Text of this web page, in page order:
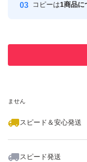
ません
スピード＆安心発送
スピード発送
コピーは1商品に